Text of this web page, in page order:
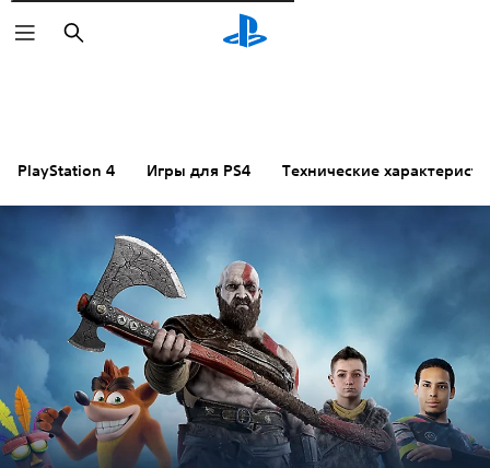
Поиск
PlayStation 4 Игры для PS4 Технические